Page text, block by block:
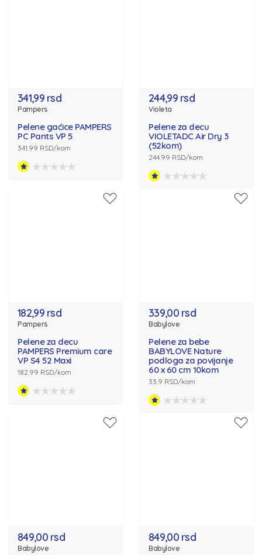
341,99 rsd
Pampers
Pelene gaćice PAMPERS
PC Pants VP 5
341.99 RSD/kom
244,99 rsd
Violeta
Pelene za decu
VIOLETADC Air Dry 3
(52kom)
244.99 RSD/kom
182,99 rsd
Pampers
Pelene za decu
PAMPERS Premium care
VP S4 52 Maxi
182.99 RSD/kom
339,00 rsd
Babylove
Pelene za bebe
BABYLOVE Nature
podloga za povijanje
60 x 60 cm 10kom
33.9 RSD/kom
849,00 rsd
Babylove
849,00 rsd
Babylove